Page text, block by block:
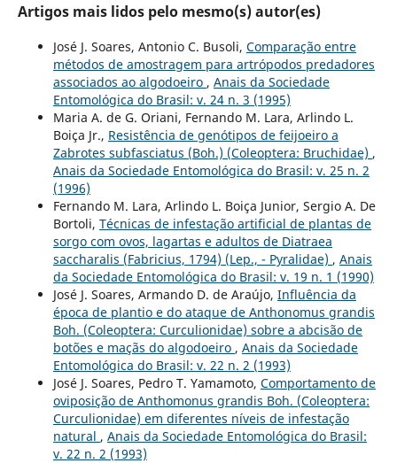
Artigos mais lidos pelo mesmo(s) autor(es)
José J. Soares, Antonio C. Busoli, Comparação entre
métodos de amostragem para artrópodos predadores
associados ao algodoeiro , Anais da Sociedade
Entomológica do Brasil: v. 24 n. 3 (1995)
Maria A. de G. Oriani, Fernando M. Lara, Arlindo L.
Boiça Jr., Resistência de genótipos de feijoeiro a
Zabrotes subfasciatus (Boh.) (Coleoptera: Bruchidae) ,
Anais da Sociedade Entomológica do Brasil: v. 25 n. 2
(1996)
Fernando M. Lara, Arlindo L. Boiça Junior, Sergio A. De
Bortoli, Técnicas de infestação artificial de plantas de
sorgo com ovos, lagartas e adultos de Diatraea
saccharalis (Fabricius, 1794) (Lep., - Pyralidae) , Anais
da Sociedade Entomológica do Brasil: v. 19 n. 1 (1990)
José J. Soares, Armando D. de Araújo, Influência da
época de plantio e do ataque de Anthonomus grandis
Boh. (Coleoptera: Curculionidae) sobre a abcisão de
botões e maçãs do algodoeiro , Anais da Sociedade
Entomológica do Brasil: v. 22 n. 2 (1993)
José J. Soares, Pedro T. Yamamoto, Comportamento de
oviposição de Anthomonus grandis Boh. (Coleoptera:
Curculionidae) em diferentes níveis de infestação
natural , Anais da Sociedade Entomológica do Brasil:
v. 22 n. 2 (1993)